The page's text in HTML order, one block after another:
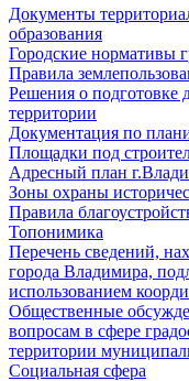
Документы
образования
Городские нормативы
Правила
Решения о подготовке
территории
Документация по
Площадки под
Адресный план
Зоны охраны
Правила
Топонимика
Перечень сведений,
города Владимира,
использованием
Общественные
вопросам в сфере
территории
Социальная сфера